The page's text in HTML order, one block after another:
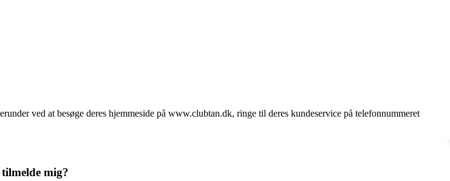
ved at besøge deres hjemmeside på www.clubtan.dk, ringe til deres kundeservice på telefonnummeret
mig?